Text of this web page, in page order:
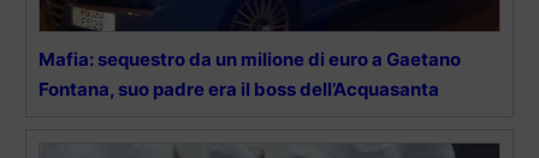
Mafia: sequestro da un milione di euro a Gaetano
Fontana, suo padre era il boss dell’Acquasanta